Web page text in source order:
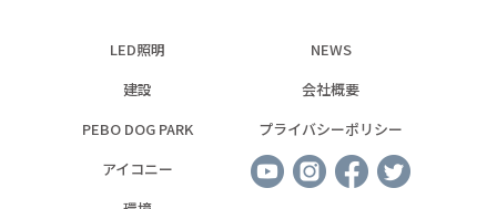
LED照明
建設
PEBO DOG PARK
アイコニー
NEWS
会社概要
プライバシーポリシー